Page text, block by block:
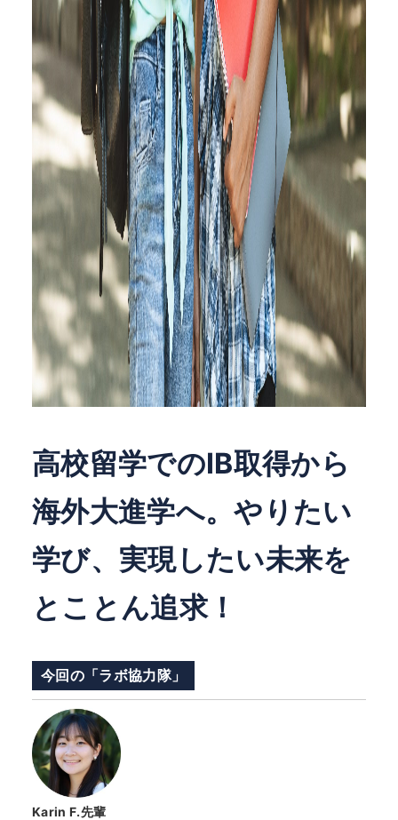
高校留学でのIB取得から
海外大進学へ。やりたい
学び、実現したい未来を
とことん追求！
今回の「ラボ協力隊」
Karin F.先輩